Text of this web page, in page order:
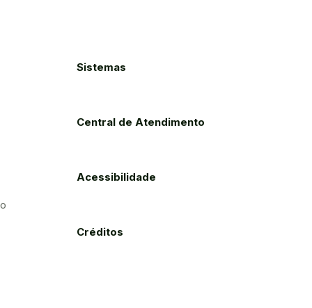
Sistemas
Central de Atendimento
Acessibilidade
Créditos